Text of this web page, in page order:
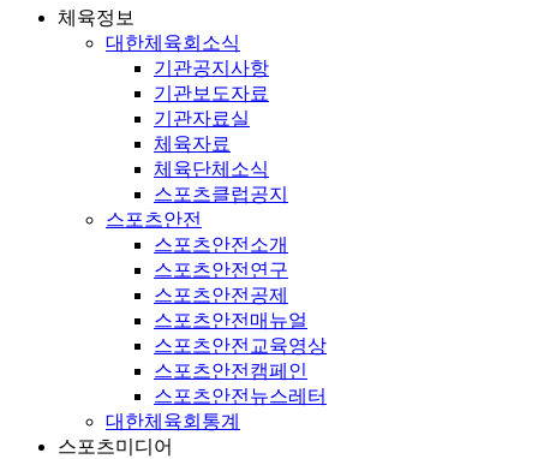
체육정보
대한체육회소식
기관공지사항
기관보도자료
기관자료실
체육자료
체육단체소식
스포츠클럽공지
스포츠안전
스포츠안전소개
스포츠안전연구
스포츠안전공제
스포츠안전매뉴얼
스포츠안전교육영상
스포츠안전캠페인
스포츠안전뉴스레터
대한체육회통계
스포츠미디어